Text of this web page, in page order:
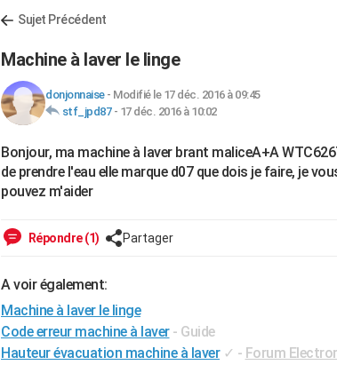
Sujet Précédent
Machine à laver le linge
donjonnaise- Modifié le 17 déc. 2016 à 09:45
stf_jpd87- 17 déc. 2016 à 10:02
Bonjour, ma machine à laver brant maliceA+A
de prendre l'eau elle marque d07 que dois je faire, je
pouvez m'aider
Répondre (1) Partager
A voir également:
Machine à laver le linge
Code erreur machine à laver - Guide
Hauteur évacuation machine à laver ✓ - Forum